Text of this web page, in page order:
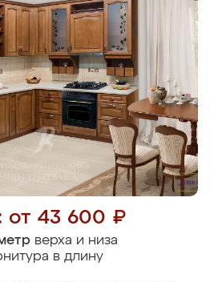
от 43 600 ₽
верха и низа
в длину